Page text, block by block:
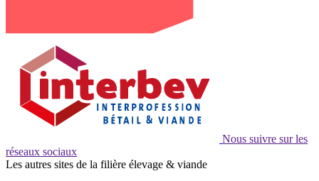
Nous suivre sur les
réseaux sociaux
Les autres sites de la filière élevage & viande